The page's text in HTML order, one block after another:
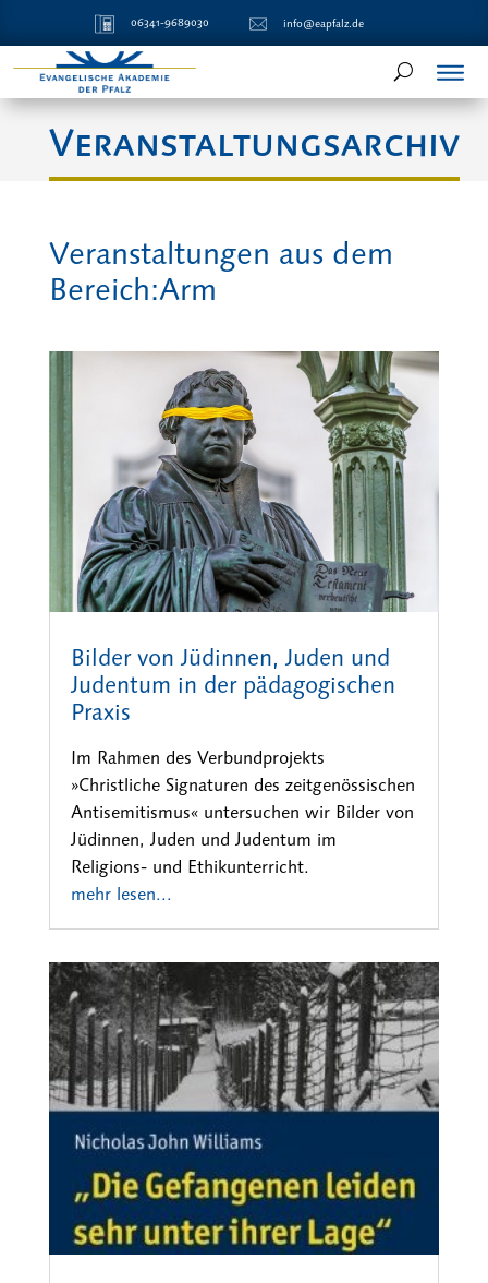
06341-9689030 info@eapfalz.de
Veranstaltungsarchiv
Veranstaltungen aus dem
Bereich:Arm
Bilder von Jüdinnen, Juden und
Judentum in der pädagogischen
Praxis
Im Rahmen des Verbundprojekts
»Christliche Signaturen des zeitgenössischen
Antisemitismus« untersuchen wir Bilder von
Jüdinnen, Juden und Judentum im
Religions- und Ethikunterricht.
mehr lesen...